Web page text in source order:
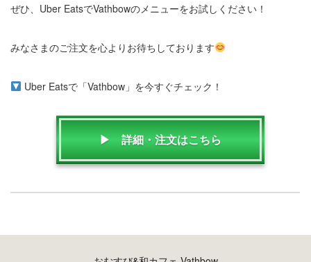
ぜひ、Uber EatsでVathbowのメニューをお試しください！
みなさまのご注文を心よりお待ちしております
Uber Eatsで「Vathbow」を今すぐチェック！
▶ 詳細・注文はこちら